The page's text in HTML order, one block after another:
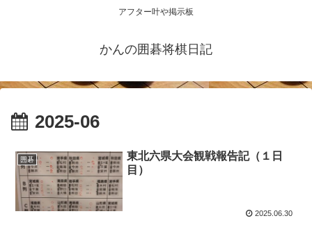
アフター叶や掲示板
かんの囲碁将棋日記
2025-06
囲碁
東北六県大会観戦報告記（１日
目）
2025.06.30